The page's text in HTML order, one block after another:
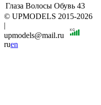
Глаза Волосы Обувь 43
© UPMODELS 2015-2026
|
upmodels@mail.ru
ruen